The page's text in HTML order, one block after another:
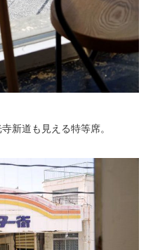
新道も見える特等席。